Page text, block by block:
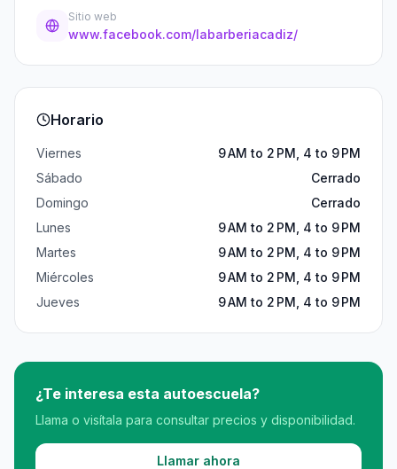
Sitio web
www.facebook.com/labarberiacadiz/
Horario
Viernes
9 AM to 2 PM, 4 to 9 PM
Sábado
Cerrado
Domingo
Cerrado
Lunes
9 AM to 2 PM, 4 to 9 PM
Martes
9 AM to 2 PM, 4 to 9 PM
Miércoles
9 AM to 2 PM, 4 to 9 PM
Jueves
9 AM to 2 PM, 4 to 9 PM
¿Te interesa esta autoescuela?
Llama o visítala para consultar precios y disponibilidad.
Llamar ahora